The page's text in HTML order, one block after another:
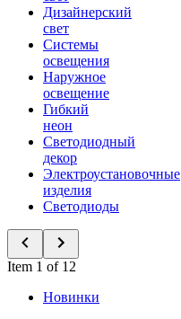
Дизайнерский
свет
Системы
освещения
Наружное
освещение
Гибкий
неон
Светодиодный
декор
Электроустановочные
изделия
Светодиоды
Item 1 of 12
Новинки